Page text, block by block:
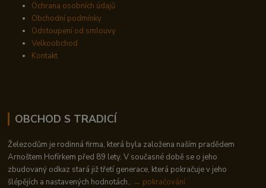
Ochrana osobních údajů
Obchodní podmínky
Odstoupení od smlouvy
Velkoobchod
Kontakt
OBCHOD S TRADICÍ
Železodům je rodinná firma, která byla založena naším pradědem
Arnoštem Hofírkem před 89 lety. V současné době se o jeho
zbudovaný odkaz stará již třetí generace, která pokračuje v jeho
šlépějích a nastavených hodnotách.. → pokračování